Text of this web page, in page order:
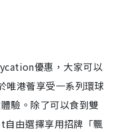
優惠，大家可以
唯港薈享受一系列環球
驗。除了可以食到雙
由選擇享用招牌「飄